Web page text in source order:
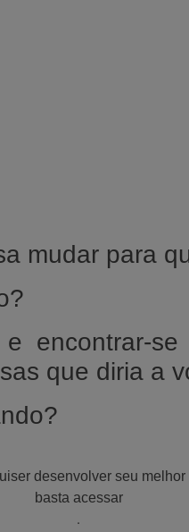
mudar para
encontrar-
que diria a
desenvolver seu melhor
basta acessar
.